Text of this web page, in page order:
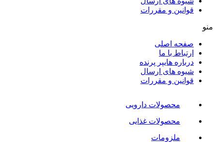
قوانین و مقررات
منو
صفحه اصلی
ارتباط با ما
درباره هایپر پرنده
شیوه های ارسال
قوانین و مقررات
محصولات دارویی
محصولات غذایی
ملزومات